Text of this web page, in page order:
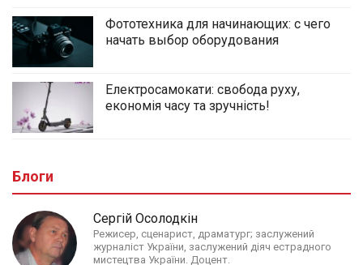
Фототехника для начинающих: с чего
начать выбор оборудования
Електросамокати: свобода руху,
економія часу та зручність!
Блоги
Сергій Осолодкін
Режисер, сценарист, драматург; заслужений
журналіст України, заслужений діяч естрадного
мистецтва України. Доцент.